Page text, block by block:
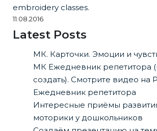
embroidery classes.
11.08.2016
Latest Posts
МК. Карточки. Эмоции и
МК Ежедневник репетитора
создать). Смотрите видео на
Ежедневник репетитора
Интересные приёмы
моторики у дошкольников